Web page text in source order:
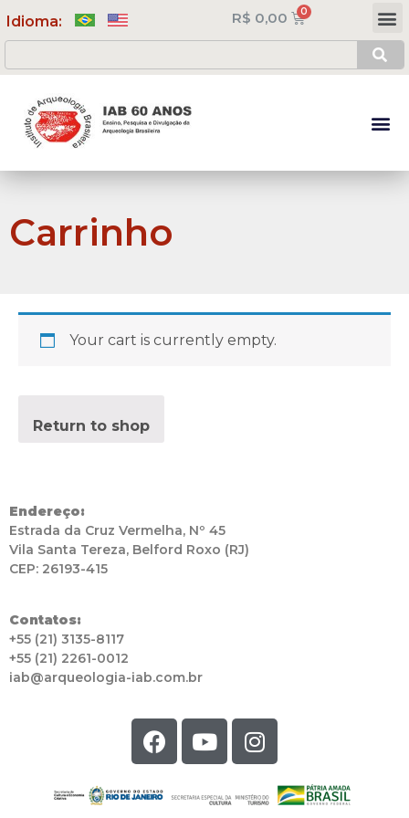
Idioma: R$ 0,00
Carrinho
Your cart is currently empty.
Return to shop
Endereço:
Estrada da Cruz Vermelha, Nº 45
Vila Santa Tereza, Belford Roxo (RJ)
CEP: 26193-415
Contatos:
+55 (21) 3135-8117
+55 (21) 2261-0012
iab@arqueologia-iab.com.br